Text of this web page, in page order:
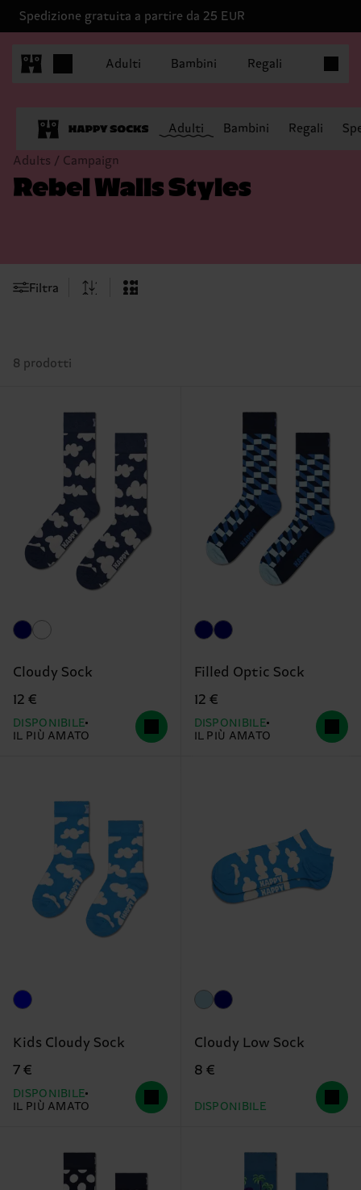
Spedizione gratuita a partire da 25 EUR
Adulti Bambini Regali
Adulti Bambini Regali
Adults / Campaign
Rebel Walls Styles
Filtra
8 prodotti
Cloudy Sock
12 €
DISPONIBILE
IL PIÙ AMATO
Filled Optic Sock
12 €
DISPONIBILE
IL PIÙ AMATO
Kids Cloudy Sock
7 €
DISPONIBILE
IL PIÙ AMATO
Cloudy Low Sock
8 €
DISPONIBILE